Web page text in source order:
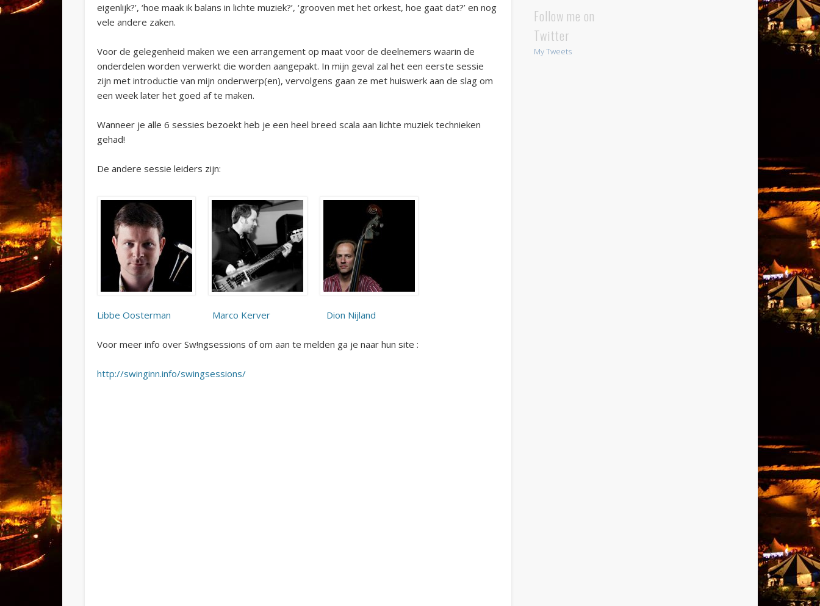
eigenlijk?’, ‘hoe maak ik balans in lichte muziek?’, ‘grooven met het orkest, hoe gaat dat?’ en nog
vele andere zaken.
Voor de gelegenheid maken we een arrangement op maat voor de deelnemers waarin de
onderdelen worden verwerkt die worden aangepakt. In mijn geval zal het een eerste sessie
zijn met introductie van mijn onderwerp(en), vervolgens gaan ze met huiswerk aan de slag om
een week later het goed af te maken.
Wanneer je alle 6 sessies bezoekt heb je een heel breed scala aan lichte muziek technieken
gehad!
De andere sessie leiders zijn:
Libbe Oosterman Marco Kerver Dion Nijland
Voor meer info over Sw!ngsessions of om aan te melden ga je naar hun site :
http://swinginn.info/swingsessions/
Follow me on
Twitter
My Tweets